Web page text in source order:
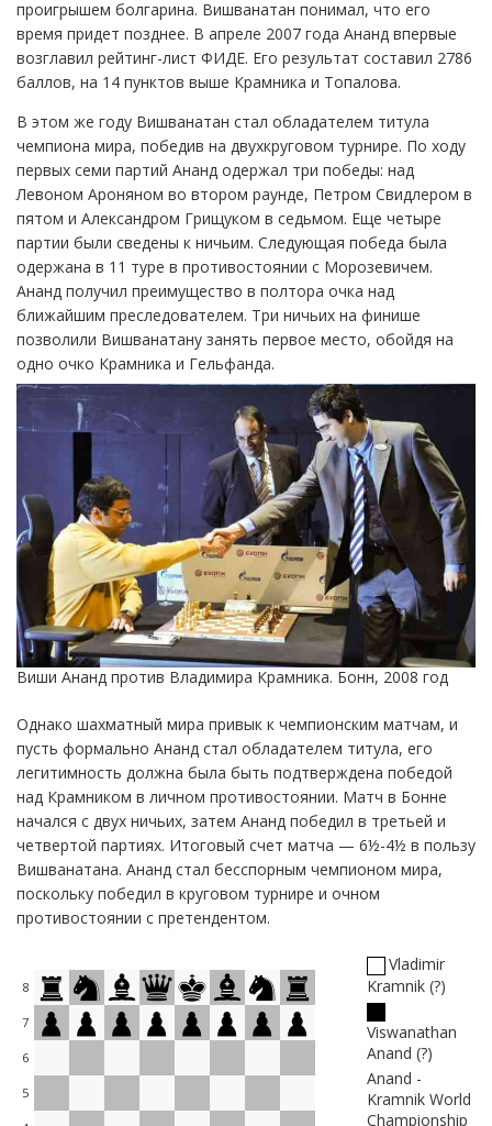
проигрышем болгарина. Вишванатан понимал, что его
время придет позднее. В апреле 2007 года Ананд впервые
возглавил рейтинг-лист ФИДЕ. Его результат составил 2786
баллов, на 14 пунктов выше Крамника и Топалова.
В этом же году Вишванатан стал обладателем титула
чемпиона мира, победив на двухкруговом турнире. По ходу
первых семи партий Ананд одержал три победы: над
Левоном Ароняном во втором раунде, Петром Свидлером в
пятом и Александром Грищуком в седьмом. Еще четыре
партии были сведены к ничьим. Следующая победа была
одержана в 11 туре в противостоянии с Морозевичем.
Ананд получил преимущество в полтора очка над
ближайшим преследователем. Три ничьих на финише
позволили Вишванатану занять первое место, обойдя на
одно очко Крамника и Гельфанда.
Виши Ананд против Владимира Крамника. Бонн, 2008 год
Однако шахматный мира привык к чемпионским матчам, и
пусть формально Ананд стал обладателем титула, его
легитимность должна была быть подтверждена победой
над Крамником в личном противостоянии. Матч в Бонне
начался с двух ничьих, затем Ананд победил в третьей и
четвертой партиях. Итоговый счет матча — 6½-4½ в пользу
Вишванатана. Ананд стал бесспорным чемпионом мира,
поскольку победил в круговом турнире и очном
противостоянии с претендентом.
8
7
6
5
Vladimir
Kramnik ?
Viswanathan
Anand ?
Anand -
Kramnik World
Championship